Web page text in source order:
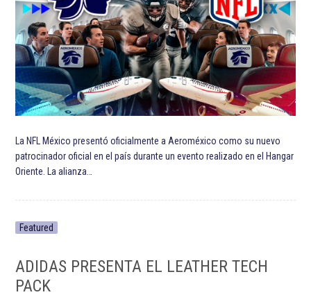
La NFL México presentó oficialmente a Aeroméxico como su nuevo
patrocinador oficial en el país durante un evento realizado en el Hangar
Oriente. La alianza…
Featured
ADIDAS PRESENTA EL LEATHER TECH
PACK